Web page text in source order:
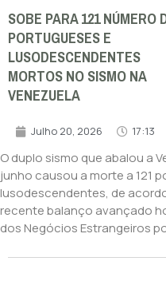
SOBE PARA 121 NÚMERO
PORTUGUESES E
LUSODESCENDENTES
MORTOS NO SISMO NA
VENEZUELA
Julho 20, 2026 17:13
O duplo sismo que abalou a
junho causou a morte a 121
lusodescendentes, de
recente balanço avançado
dos Negócios Estrangeiros